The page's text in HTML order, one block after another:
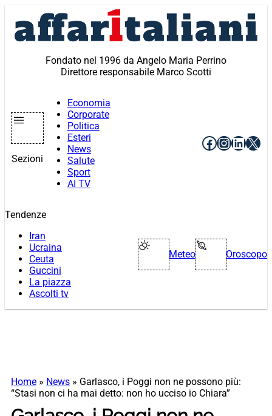
contenuto
Fondato nel 1996 da Angelo Maria Perrino
Direttore responsabile Marco Scotti
Sezioni
Economia
Corporate
Politica
Esteri
News
Salute
Sport
AI TV
Facebook
X
Tendenze
Iran
Ucraina
Ceuta
Guccini
La piazza
Ascolti tv
Meteo Oroscopo
Home » News » Garlasco, i Poggi non ne possono più:
“Stasi non ci ha mai detto: non ho ucciso io Chiara”